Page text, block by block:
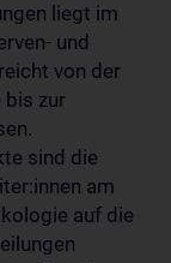
liegt im
und
von der
bis zur
sind die
am
auf die